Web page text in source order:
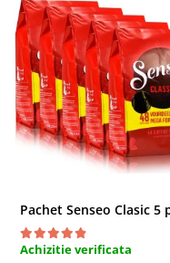
Achizitie verificata